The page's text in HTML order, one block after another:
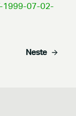
1999-07-02-
Neste